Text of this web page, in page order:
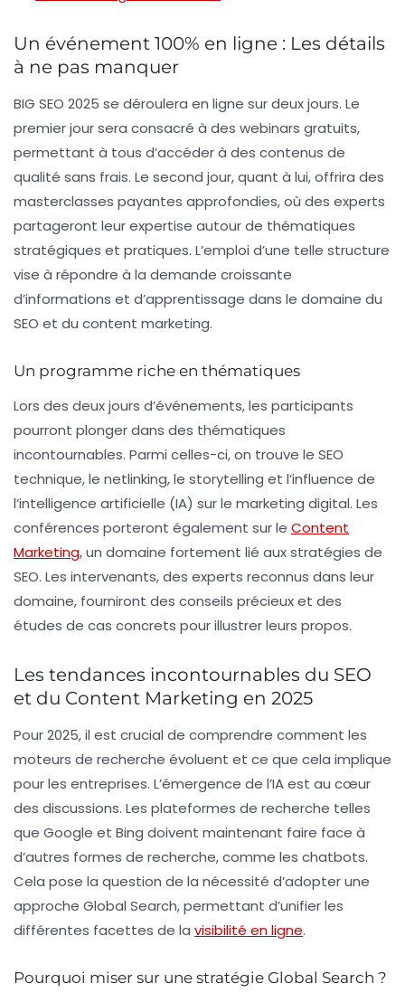
Un événement 100% en ligne : Les détails
à ne pas manquer
BIG SEO 2025 se déroulera en ligne sur deux jours. Le
premier jour sera consacré à des webinars gratuits,
permettant à tous d’accéder à des contenus de
qualité sans frais. Le second jour, quant à lui, offrira des
masterclasses payantes approfondies, où des experts
partageront leur expertise autour de thématiques
stratégiques et pratiques. L’emploi d’une telle structure
vise à répondre à la demande croissante
d’informations et d’apprentissage dans le domaine du
SEO et du content marketing.
Un programme riche en thématiques
Lors des deux jours d’événements, les participants
pourront plonger dans des thématiques
incontournables. Parmi celles-ci, on trouve le SEO
technique, le netlinking, le storytelling et l’influence de
l’intelligence artificielle (IA) sur le marketing digital. Les
conférences porteront également sur le Content
Marketing, un domaine fortement lié aux stratégies de
SEO. Les intervenants, des experts reconnus dans leur
domaine, fourniront des conseils précieux et des
études de cas concrets pour illustrer leurs propos.
Les tendances incontournables du SEO
et du Content Marketing en 2025
Pour 2025, il est crucial de comprendre comment les
moteurs de recherche évoluent et ce que cela implique
pour les entreprises. L’émergence de l’IA est au cœur
des discussions. Les plateformes de recherche telles
que Google et Bing doivent maintenant faire face à
d’autres formes de recherche, comme les chatbots.
Cela pose la question de la nécessité d’adopter une
approche Global Search, permettant d’unifier les
différentes facettes de la visibilité en ligne.
Pourquoi miser sur une stratégie Global Search ?